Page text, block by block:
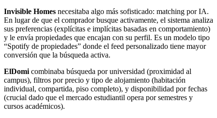
Invisible Homes necesitaba algo más sofisticado: matching por IA.
En lugar de que el comprador busque activamente, el sistema analiza
sus preferencias (explícitas e implícitas basadas en comportamiento)
y le envía propiedades que encajan con su perfil. Es un modelo tipo
“Spotify de propiedades” donde el feed personalizado tiene mayor
conversión que la búsqueda activa.
ElDomicombinaba búsqueda por universidad (proximidad al
campus), filtros por precio y tipo de alojamiento (habitación
individual, compartida, piso completo), y disponibilidad por fechas
(crucial dado que el mercado estudiantil opera por semestres y
cursos académicos).